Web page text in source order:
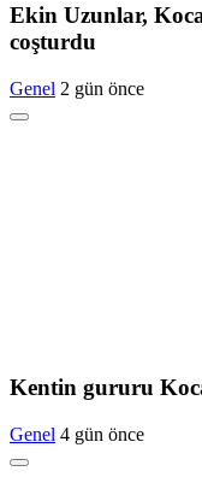
Ekin Uzunlar,
coşturdu
Genel 2 gün önce
Kentin gururu
Genel 4 gün önce